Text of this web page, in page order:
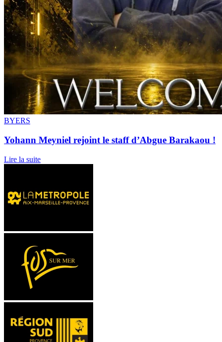
BYERS
Yohann Meyniel rejoint le staff d’Abgue Barakaou !
Lire la suite